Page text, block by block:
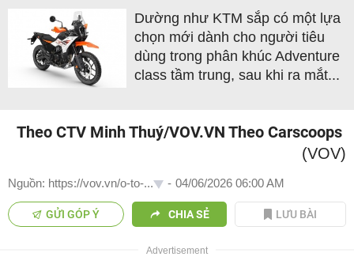
Dường như KTM sắp có một lựa
chọn mới dành cho người tiêu
dùng trong phân khúc Adventure
class tầm trung, sau khi ra mắt...
Theo CTV Minh Thuý/VOV.VN Theo Carscoops
(VOV)
Nguồn: https://vov.vn/o-to-... - 04/06/2026 06:00 AM
GỬI GÓP Ý CHIA SẺ LƯU BÀI